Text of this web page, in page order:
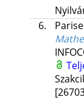
6.